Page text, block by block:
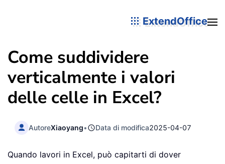
ExtendOffice
Come suddividere
verticalmente i valori
delle celle in Excel?
AutoreXiaoyang• Data di modifica2025-04-07
Quando lavori in Excel, può capitarti di dover